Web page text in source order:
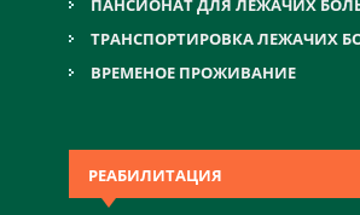
ПАНСИОНАТ ДЛЯ ЛЕЖАЧИХ
ТРАНСПОРТИРОВКА ЛЕЖАЧИХ
ВРЕМЕНОЕ ПРОЖИВАНИЕ
РЕАБИЛИТАЦИЯ